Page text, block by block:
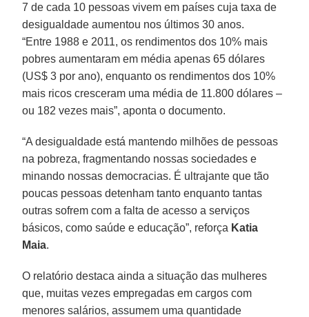
7 de cada 10 pessoas vivem em países cuja taxa de
desigualdade aumentou nos últimos 30 anos.
“Entre 1988 e 2011, os rendimentos dos 10% mais
pobres aumentaram em média apenas 65 dólares
(US$ 3 por ano), enquanto os rendimentos dos 10%
mais ricos cresceram uma média de 11.800 dólares –
ou 182 vezes mais”, aponta o documento.
“A desigualdade está mantendo milhões de pessoas
na pobreza, fragmentando nossas sociedades e
minando nossas democracias. É ultrajante que tão
poucas pessoas detenham tanto enquanto tantas
outras sofrem com a falta de acesso a serviços
básicos, como saúde e educação”, reforça Katia
Maia.
O relatório destaca ainda a situação das mulheres
que, muitas vezes empregadas em cargos com
menores salários, assumem uma quantidade